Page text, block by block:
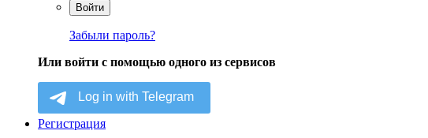
Войти
Забыли пароль?
Или войти с помощью одного из сервисов
Регистрация